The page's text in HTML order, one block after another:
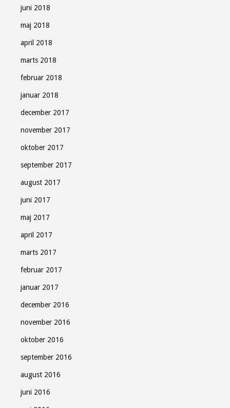
juni 2018
maj 2018
april 2018
marts 2018
februar 2018
januar 2018
december 2017
november 2017
oktober 2017
september 2017
august 2017
juni 2017
maj 2017
april 2017
marts 2017
februar 2017
januar 2017
december 2016
november 2016
oktober 2016
september 2016
august 2016
juni 2016